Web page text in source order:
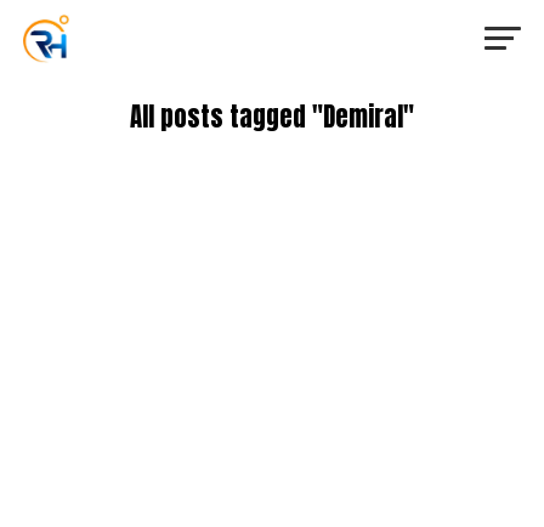
All posts tagged "Demiral"